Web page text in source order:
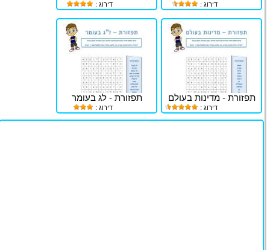
דירוג : דירוג :
תפזורת - מדינות בעולם
דירוג :
תפזורת - לג בעומר
דירוג :